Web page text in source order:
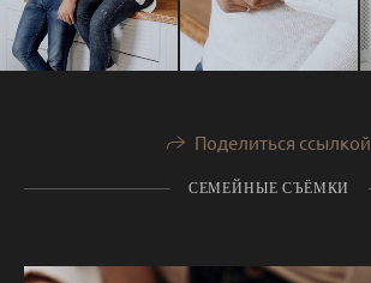
Поделиться ссылкой
СЕМЕЙНЫЕ СЪЁМКИ